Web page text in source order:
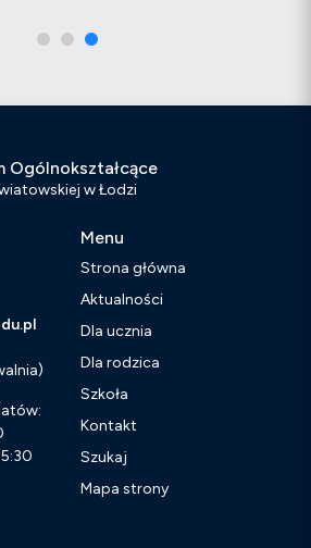
Ogólnokształcące
w Łodzi
Menu
Strona główna
Aktualności
Dla ucznia
Dla rodzica
Szkoła
Kontakt
Szukaj
Mapa strony